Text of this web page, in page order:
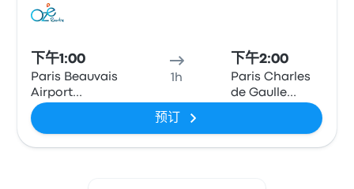
下午1:00
Paris Beauvais
Airport
Terminal 1
1h
下午2:00
Paris Charles
de Gaulle
预订